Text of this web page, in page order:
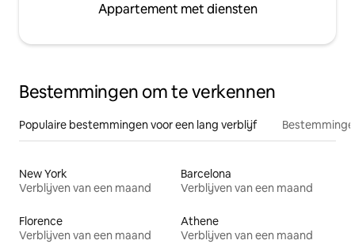
Appartement met diensten
Bestemmingen om te verkennen
Populaire bestemmingen voor een lang verblijf
New York
Verblijven van een maand
Barcelona
Verblijven van een maand
Florence
Verblijven van een maand
Athene
Verblijven van een maand